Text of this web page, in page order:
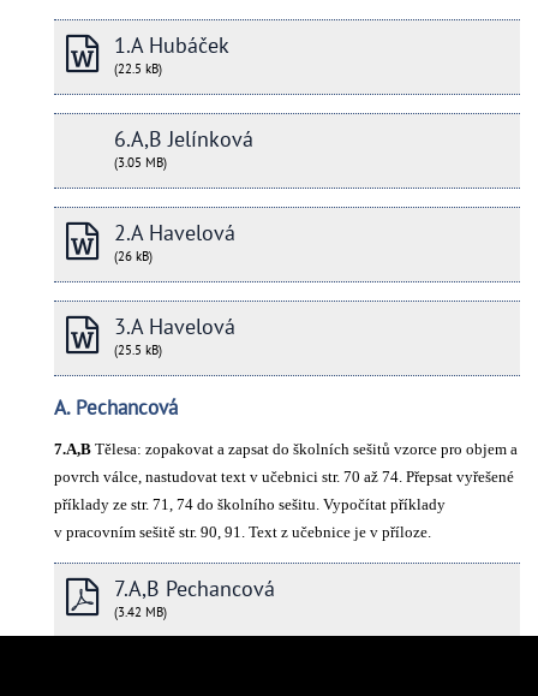
1.A Hubáček
(22.5 kB)
6.A,B Jelínková
(3.05 MB)
2.A Havelová
(26 kB)
3.A Havelová
(25.5 kB)
A. Pechancová
7.A,B Tělesa: zopakovat a zapsat do školních sešitů vzorce pro objem a
povrch válce, nastudovat text v učebnici str. 70 až 74. Přepsat vyřešené
příklady ze str. 71, 74 do školního sešitu. Vypočítat příklady
v pracovním sešitě str. 90, 91. Text z učebnice je v příloze.
7.A,B Pechancová
(3.42 MB)